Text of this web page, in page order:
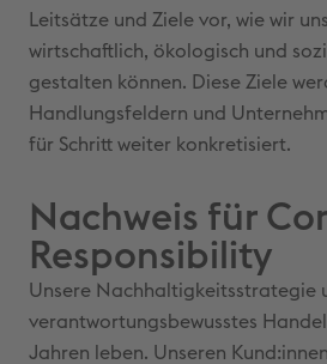
Leitsätze und Ziele vor, wie wir
wirtschaftlich, ökologisch und
gestalten können. Diese Ziele
Handlungsfeldern und
für Schritt weiter konkretisiert.
Nachweis für
Responsibility
Unsere Nachhaltigkeitsstrategie
verantwortungsbewusstes
Jahren leben. Unseren